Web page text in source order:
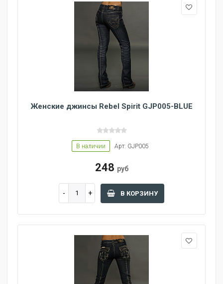
Женские джинсы Rebel Spirit GJP005-BLUE
В наличии Арт: GJP005
248 руб
В КОРЗИНУ